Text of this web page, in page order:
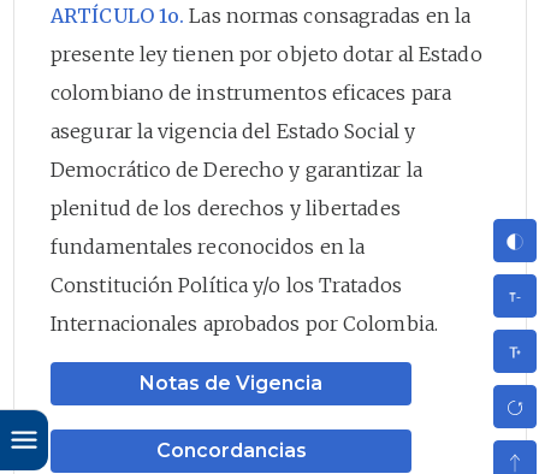
ARTÍCULO 1o. Las normas consagradas en la
presente ley tienen por objeto dotar al Estado
colombiano de instrumentos eficaces para
asegurar la vigencia del Estado Social y
Democrático de Derecho y garantizar la
plenitud de los derechos y libertades
fundamentales reconocidos en la
Constitución Política y/o los Tratados
Internacionales aprobados por Colombia.
Notas de Vigencia
Concordancias